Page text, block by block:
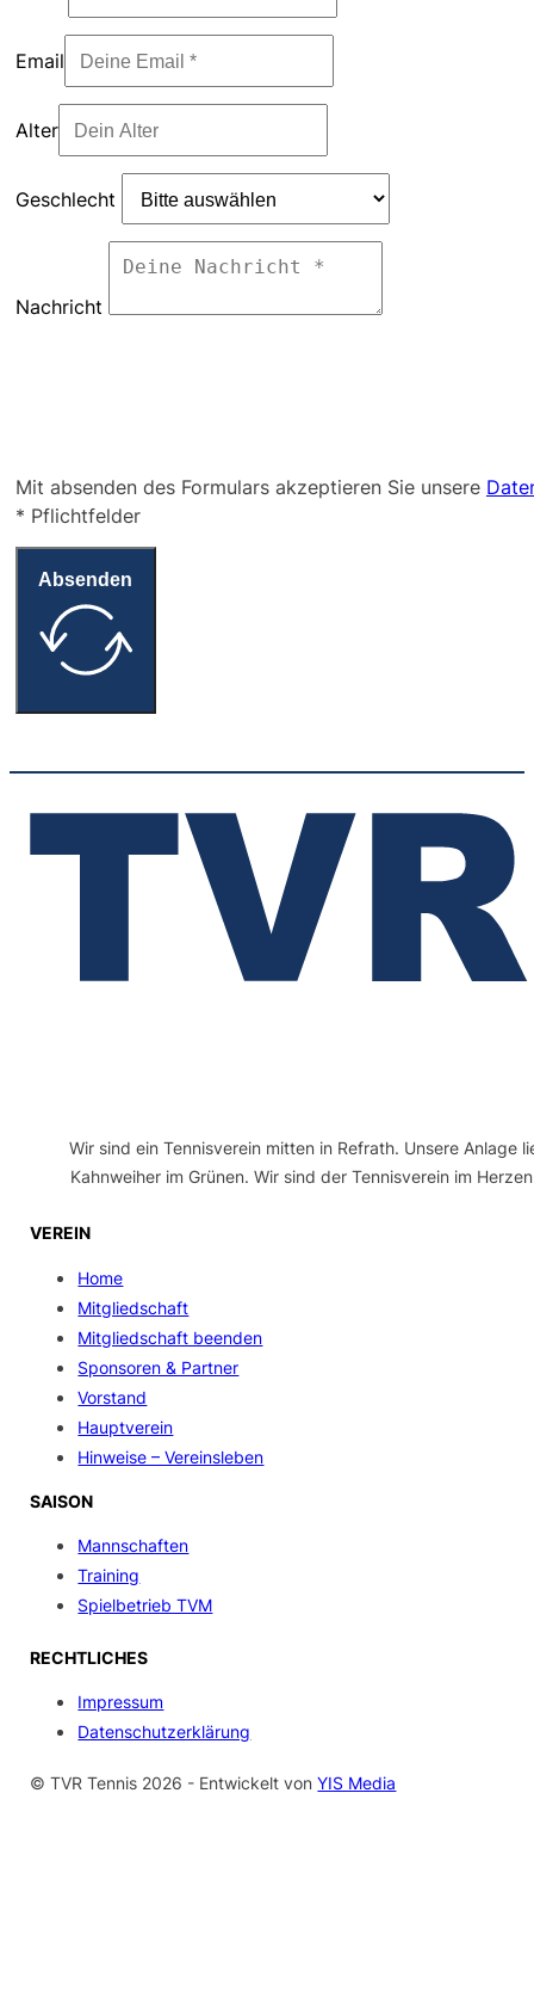
Email
Alter
Geschlecht
Nachricht
Mit absenden des Formulars akzeptieren Sie unsere
* Pflichtfelder
Absenden
Wir sind ein Tennisverein mitten in Refrath. Unsere Anlage
Kahnweiher im Grünen. Wir sind der Tennisverein im
VEREIN
Home
Mitgliedschaft
Mitgliedschaft beenden
Sponsoren & Partner
Vorstand
Hauptverein
Hinweise – Vereinsleben
SAISON
Mannschaften
Training
Spielbetrieb TVM
RECHTLICHES
Impressum
Datenschutzerklärung
© TVR Tennis 2026 - Entwickelt vonYIS Media